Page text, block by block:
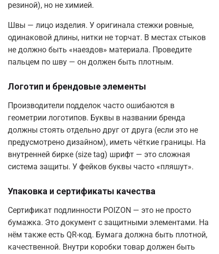
резиной), но не химией.
Швы — лицо изделия. У оригинала стежки ровные,
одинаковой длины, нитки не торчат. В местах стыков
не должно быть «наездов» материала. Проведите
пальцем по шву — он должен быть плотным.
Логотип и брендовые элементы
Производители подделок часто ошибаются в
геометрии логотипов. Буквы в названии бренда
должны стоять отдельно друг от друга (если это не
предусмотрено дизайном), иметь чёткие границы. На
внутренней бирке (size tag) шрифт — это сложная
система защиты. У фейков буквы часто «пляшут».
Упаковка и сертификаты качества
Сертификат подлинности POIZON — это не просто
бумажка. Это документ с защитными элементами. На
нём также есть QR-код. Бумага должна быть плотной,
качественной. Внутри коробки товар должен быть